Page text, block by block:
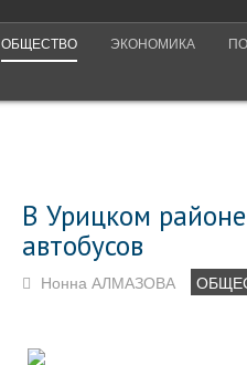
ОБЩЕСТВО ЭКОНОМИКА
В Урицком
автобусов
Нонна АЛМАЗОВА